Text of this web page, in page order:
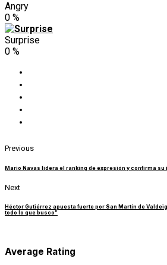
Angry
0 %
Surprise
0 %
Previous
Mario Navas lidera el ranking de expresión y confirma su
Next
Héctor Gutiérrez apuesta fuerte por San Martín de
todo lo que busco”
Average Rating